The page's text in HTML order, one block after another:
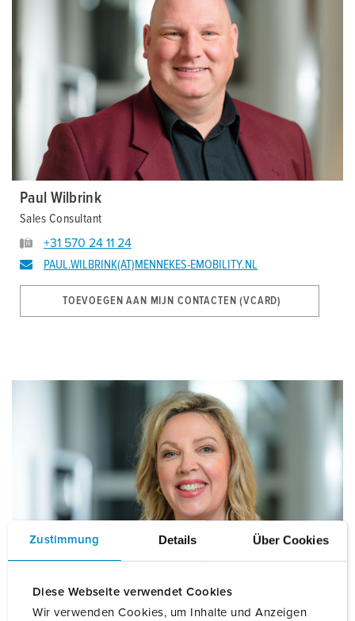
Zustimmung Details Über Cookies
Diese Webseite verwendet Cookies
Wir verwenden Cookies, um Inhalte und Anzeigen
Paul Wilbrink
Sales Consultant
+31 570 24 11 24
PAUL.WILBRINK(AT)MENNEKES-EMOBILITY.NL
TOEVOEGEN AAN MIJN CONTACTEN (VCARD)